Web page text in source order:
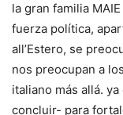
la gran familia
fuerza política,
all’Estero, se
nos preocupan a
italiano más allá.
concluir- para